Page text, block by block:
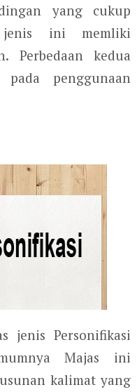
yang cukup
ini memliki
Perbedaan kedua
penggunaan
jenis Personifikasi
Majas ini
kalimat yang